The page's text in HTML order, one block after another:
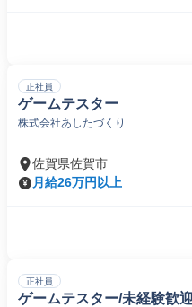
正社員
ゲームテスター
株式会社あしたづくり
佐賀県佐賀市
月給26万円以上
正社員
ゲームテスター/未経験歓